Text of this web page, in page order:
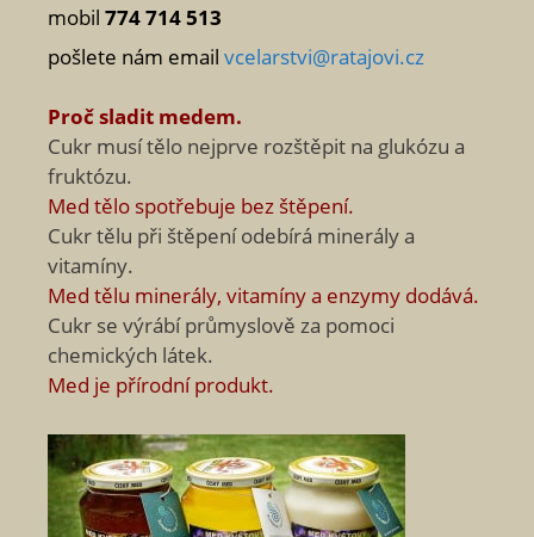
mobil 774 714 513
pošlete nám email vcelarstvi@ratajovi.cz
Proč sladit medem.
Cukr musí tělo nejprve rozštěpit na glukózu a
fruktózu.
Med tělo spotřebuje bez štěpení.
Cukr tělu při štěpení odebírá minerály a
vitamíny.
Med tělu minerály, vitamíny a enzymy dodává.
Cukr se výrábí průmyslově za pomoci
chemických látek.
Med je přírodní produkt.